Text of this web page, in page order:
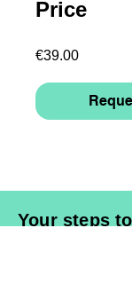
Price
€39.00
Your steps